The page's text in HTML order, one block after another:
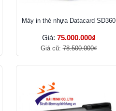
Máy in thẻ nhựa Datacard SD360
Giá: 75.000.000₫
Giá cũ:78.500.000₫